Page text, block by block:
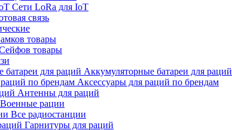
Сети LoRa для IoT
связь
товары
товары
Аккумуляторные батареи для раций
Аксессуары для раций по брендам
Антенны для раций
Военные рации
Все радиостанции
Гарнитуры для раций